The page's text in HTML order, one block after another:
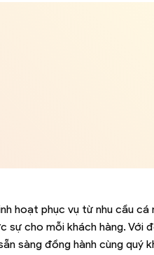
hoạt phục vụ từ nhu cầu cá
sự cho mỗi khách hàng. Với
sàng đồng hành cùng quý